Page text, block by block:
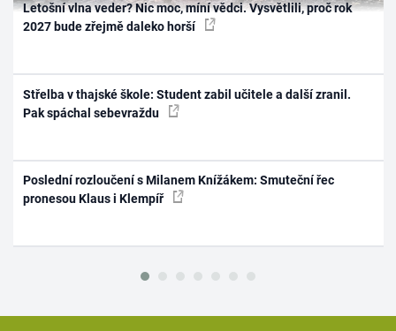
Letošní vlna veder? Nic moc, míní vědci. Vysvětlili, proč rok
2027 bude zřejmě daleko horší
Střelba v thajské škole: Student zabil učitele a další zranil.
Pak spáchal sebevraždu
Poslední rozloučení s Milanem Knížákem: Smuteční řec
pronesou Klaus i Klempíř